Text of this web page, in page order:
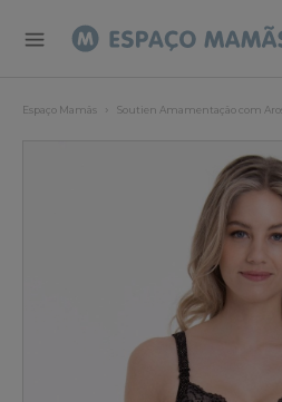
Espaço Mamãs Soutien Amamentação com